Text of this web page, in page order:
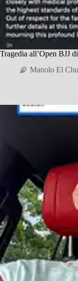
Tragedia all’Open BJJ
Manolo El